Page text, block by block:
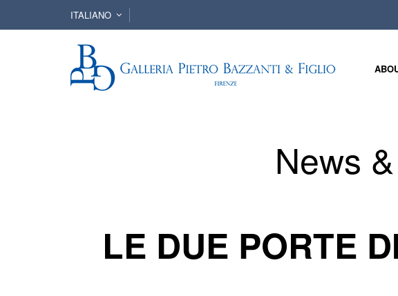
ITALIANO
News
LE DUE PORTE